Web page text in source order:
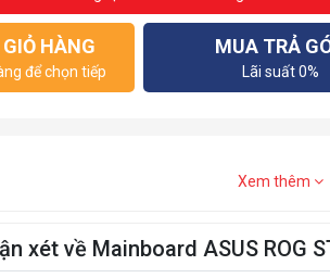
HÀNG
để chọn tiếp
MUA TRẢ
Lãi suất 0%
Xem thêm
xét về Mainboard ASUS ROG